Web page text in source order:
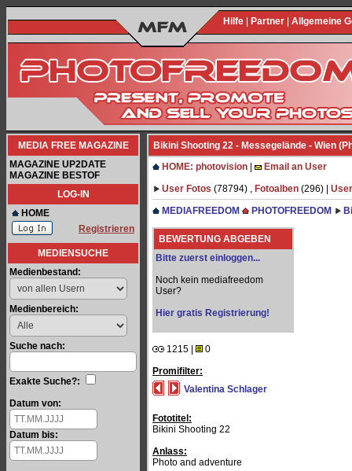
Hilfe Partner Allgemeine
MEDIA FREE MAGAZINE
MAGAZINE UP2DATE
MAGAZINE BESTOF
LOG-IN
HOME
Registrieren
MEDIENSUCHE
Medienbestand:
Medienbereich:
Suche nach:
Exakte Suche?:
Datum von:
Datum bis:
Bikini Shooting 22 - Messegelände - Wien
HOME: photovision
Email an User
User Fotos (78794) , Fotoalben (296) |
MEDIAFREEDOM
PHOTOFREEDOM
BEWERTUNG ABGEBEN
Bitte zuerst einloggen...
Noch kein mediafreedom
User?
Hier gratis Registrierung!
1215 |
0
Promifilter:
Valentina Schlager
Fototitel:
Bikini Shooting 22
Anlass:
Photo and adventure